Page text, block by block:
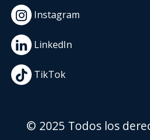
Instagram
LinkedIn
TikTok
© 2025 Todos los